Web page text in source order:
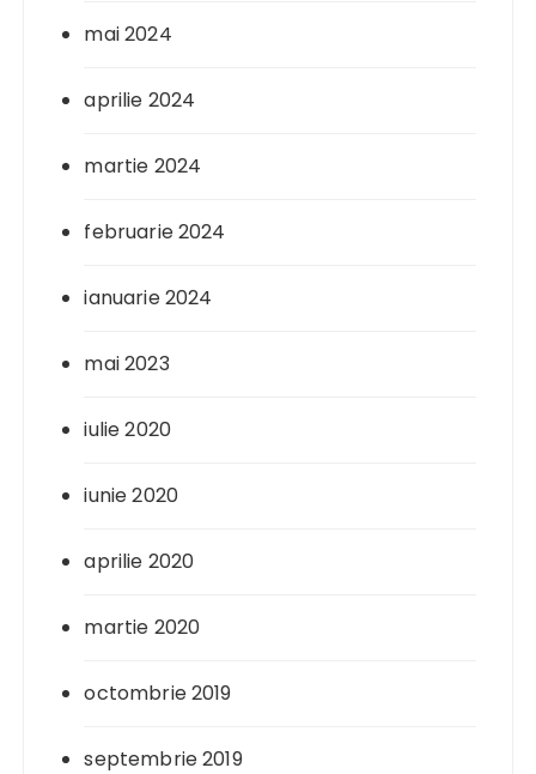
mai 2024
aprilie 2024
martie 2024
februarie 2024
ianuarie 2024
mai 2023
iulie 2020
iunie 2020
aprilie 2020
martie 2020
octombrie 2019
septembrie 2019